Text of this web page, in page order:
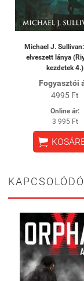
Michael J.
elveszett lánya
kezdetek 4.)
Fogyasztói
4995 Ft
Online ár:
3 995 Ft
